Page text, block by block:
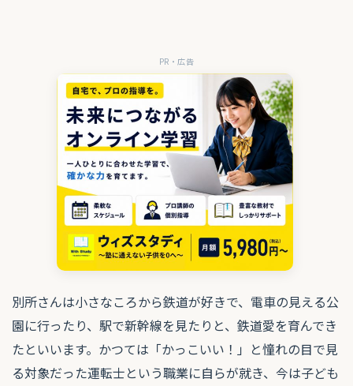
PR・広告
別所さんは小さなころから鉄道が好きで、電車の見える公
園に行ったり、駅で新幹線を見たりと、鉄道愛を育んでき
たといいます。かつては「かっこいい！」と憧れの目で見
る対象だった運転士という職業に自らが就き、今は子ども